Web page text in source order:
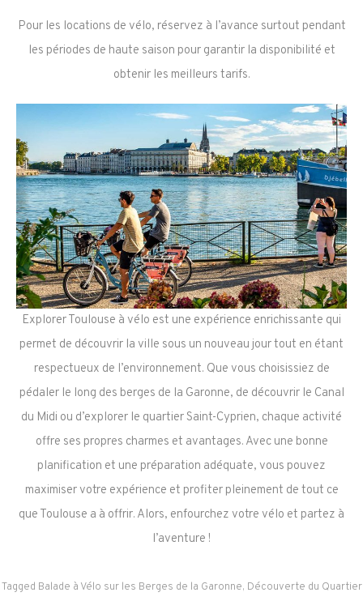
Pour les locations de vélo, réservez à l’avance surtout pendant
les périodes de haute saison pour garantir la disponibilité et
obtenir les meilleurs tarifs.
Explorer Toulouse à vélo est une expérience enrichissante qui
permet de découvrir la ville sous un nouveau jour tout en étant
respectueux de l’environnement. Que vous choisissiez de
pédaler le long des berges de la Garonne, de découvrir le Canal
du Midi ou d’explorer le quartier Saint-Cyprien, chaque activité
offre ses propres charmes et avantages. Avec une bonne
planification et une préparation adéquate, vous pouvez
maximiser votre expérience et profiter pleinement de tout ce
que Toulouse a à offrir. Alors, enfourchez votre vélo et partez à
l’aventure !
Tagged Balade à Vélo sur les Berges de la Garonne, Découverte du Quartier